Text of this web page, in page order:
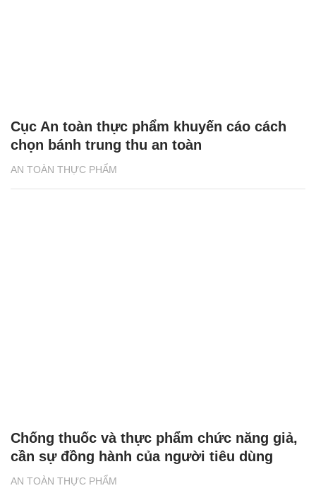
AN TOÀN THỰC PHẨM
Cục An toàn thực phẩm khuyến cáo cách
chọn bánh trung thu an toàn
AN TOÀN THỰC PHẨM
Chống thuốc và thực phẩm chức năng giả,
cần sự đồng hành của người tiêu dùng